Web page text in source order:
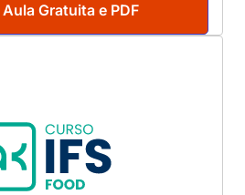
Gratuita e PDF